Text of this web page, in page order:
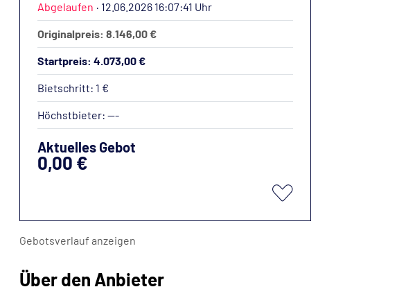
Abgelaufen · 12.06.2026 16:07:41 Uhr
Originalpreis: 8.146,00 €
Startpreis: 4.073,00 €
Bietschritt: 1 €
Höchstbieter: ---
Aktuelles Gebot
0,00 €
Gebotsverlauf anzeigen
Über den Anbieter